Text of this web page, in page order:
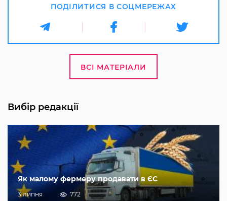
ПОДІЛИТИСЯ В СОЦМЕРЕЖАХ
ВСІ МАТЕРІАЛИ
Вибір редакції
Як малому фермеру продавати в ЄС
3 липня 772